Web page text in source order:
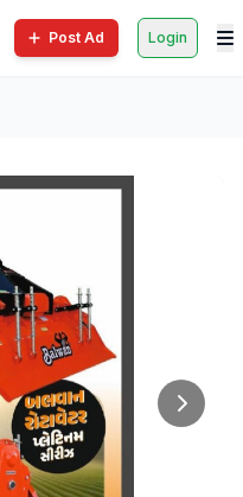
Post Ad Login